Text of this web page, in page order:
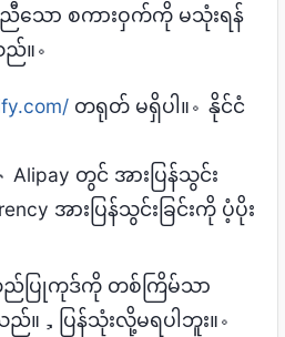
သော စကားဝှက်ကို မသုံးရန်
။。
တရုတ် မရှိပါ။。နိုင်ငံ
Alipay တွင် အားပြန်သွင်း
အားပြန်သွင်းခြင်းကို ပံ့ပိုး
ပြုကုဒ်ကို တစ်ကြိမ်သာ
，ပြန်သုံးလို့မရပါဘူး။。